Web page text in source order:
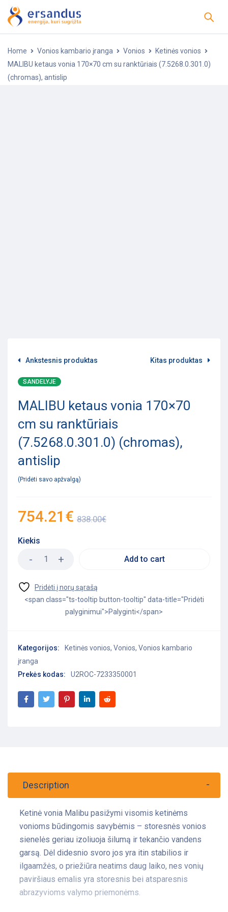
Home Vonios kambario įranga Vonios
Ketinės vonios
MALIBU ketaus vonia 170×70 cm su ranktūriais (7.5268.0.301.0)
(chromas), antislip
Ankstesnis produktas Kitas produktas
SANDELYJE
MALIBU ketaus vonia 170×70
cm su ranktūriais
(7.5268.0.301.0) (chromas),
antislip
Pridėti savo apžvalgą
838.00€
754.21 €
Kiekis
Add to cart
<span class="ts-tooltip button-tooltip" data-title="Pridėti
palyginimui">Palyginti</span>
Kategorijos: Ketinės vonios, Vonios, Vonios kambario
įranga
Prekės kodas:
U2ROC-7233350001
Description
Ketinė vonia Malibu pasižymi visomis ketinėms
vonioms būdingomis savybėmis – storesnės vonios
sienelės geriau izoliuoja šilumą ir tekančio vandens
garsą. Dėl didesnio svoro jos yra itin stabilios ir
ilgaamžės, o priežiūra neatims daug laiko, nes vonių
paviršiaus emalis yra storesnis bei atsparesnis
abrazyvioms valymo priemonėms.